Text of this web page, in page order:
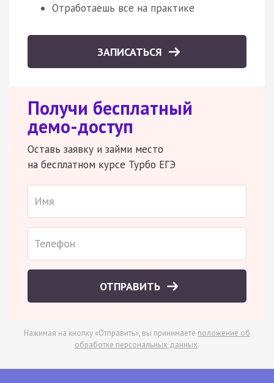
Отработаешь все на практике
ЗАПИСАТЬСЯ
Получи бесплатный
демо-доступ
Оставь заявку и займи место
на бесплатном курсе Турбо ЕГЭ
ОТПРАВИТЬ
Нажимая на кнопку «Отправить», вы принимаете положение об
обработке персональных данных.